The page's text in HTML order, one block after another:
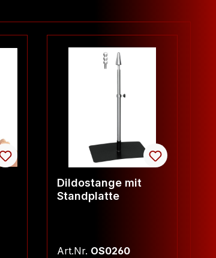
Dildostange mit
Standplatte
Art.Nr. OS0260